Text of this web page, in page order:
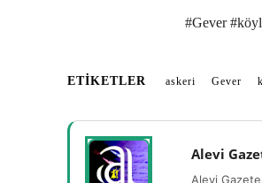
#Gever
ETIKETLER askeri Gever
Alevi
Alevi